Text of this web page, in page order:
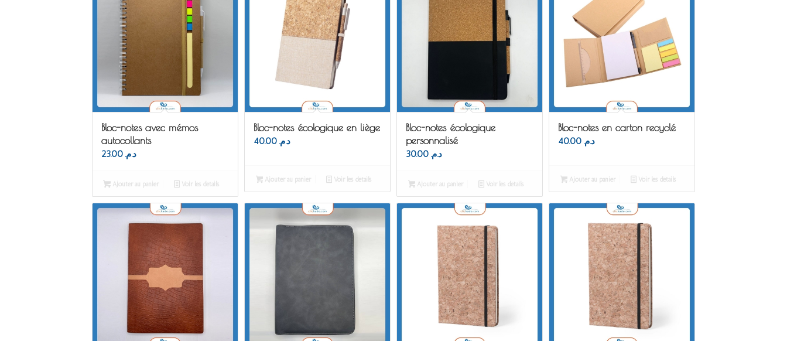
Bloc-notes avec mémos
autocollants
د.م. 23.00
Ajouter au panier Voir les détails
Bloc-notes écologique en liège
د.م. 40.00
Ajouter au panier Voir les détails
Bloc-notes écologique
personnalisé
د.م. 30.00
Ajouter au panier Voir les détails
Bloc-notes en carton recyclé
د.م. 40.00
Ajouter au panier Voir les détails